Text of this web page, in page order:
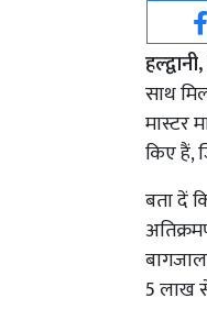
साथ
मास्टर
किए हैं,
बता दें
5 लाख